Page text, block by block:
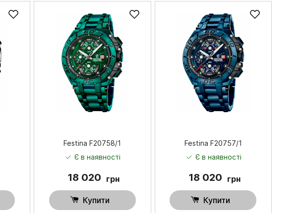
Festina F20758/1
Є в наявності
18 020 грн
Купити
Festina F20757/1
Є в наявності
18 020 грн
Купити